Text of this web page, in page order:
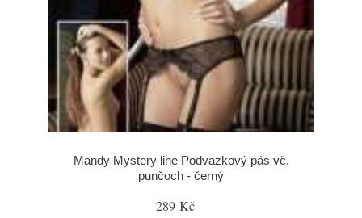
Mandy Mystery line Podvazkový pás vč.
punčoch - černý
289 Kč